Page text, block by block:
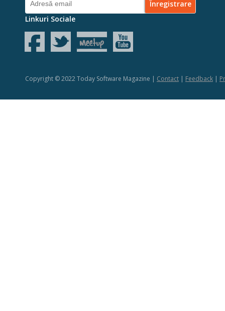
Linkuri Sociale
Copyright © 2022 Today Software Magazine | Contact | Feedback |